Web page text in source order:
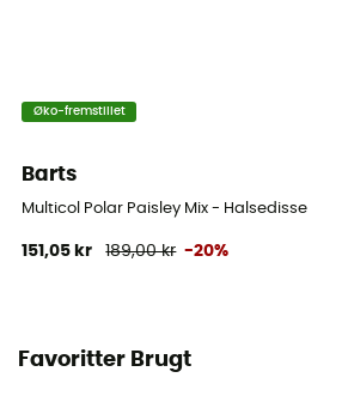
Øko-fremstillet
Barts
Multicol Polar Paisley Mix - Halsedisse
151,05 kr 189,00 kr -20%
Favoritter Brugt